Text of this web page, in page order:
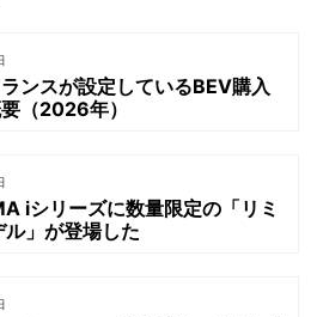
ンスが設定しているBEV購入
（2026年）
iシリーズに数量限定の「リミ
ル」が登場した